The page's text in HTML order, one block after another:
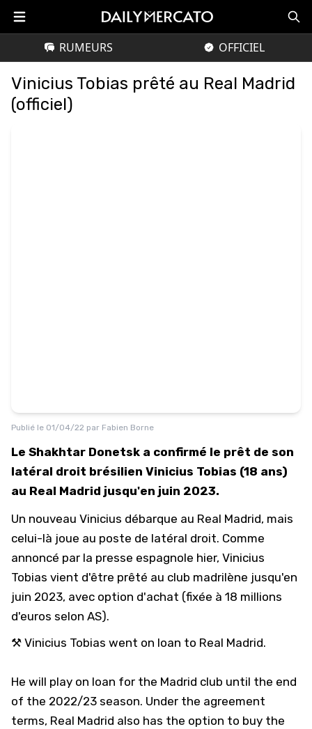
RUMEURS OFFICIEL
Vinicius Tobias prêté au Real Madrid
(officiel)
Publié le 01/04/22 par Fabien Borne
Le Shakhtar Donetsk a confirmé le prêt de son
latéral droit brésilien Vinicius Tobias (18 ans)
au Real Madrid jusqu'en juin 2023.
Un nouveau Vinicius débarque au Real Madrid, mais
celui-là joue au poste de latéral droit. Comme
annoncé par la presse espagnole hier, Vinicius
Tobias vient d'être prêté au club madrilène jusqu'en
juin 2023, avec option d'achat (fixée à 18 millions
d'euros selon AS).
⚒ Vinicius Tobias went on loan to Real Madrid.
He will play on loan for the Madrid club until the end
of the 2022/23 season. Under the agreement
terms, Real Madrid also has the option to buy the